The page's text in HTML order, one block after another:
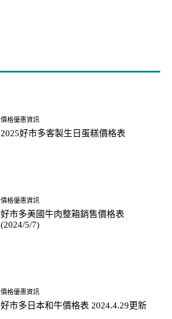
價格優惠資訊
2025好市多客製生日蛋糕價格表
價格優惠資訊
好市多美國牛肉整箱銷售價格表
(2024/5/7)
價格優惠資訊
好市多日本和牛價格表 2024.4.29更新